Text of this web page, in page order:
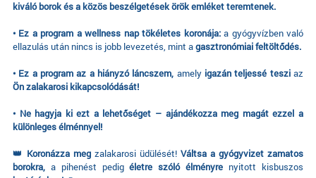
kiváló borok és a közös beszélgetések örök emléket teremtenek.
• Ez a program a wellness nap tökéletes koronája:a gyógyvízben való
ellazulás után nincs is jobb levezetés, mint agasztronómiai feltöltődés.
• Ez a program az a hiányzó láncszem, amely igazán teljessé tesziaz
Ön zalakarosi kikapcsolódását!
• Ne hagyja ki ezt a lehetőséget – ajándékozza meg magát ezzel a
különleges élménnyel!
👑 Koronázza megzalakarosi üdülését!Váltsa a gyógyvizet zamatos
borokra,a pihenést pedigéletre szóló élményre nyitott kisbuszos